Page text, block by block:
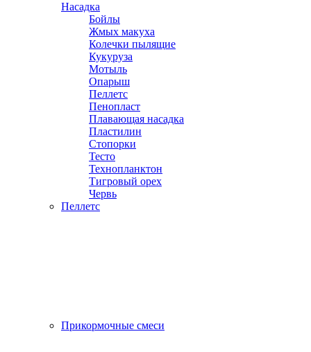
Насадка
Бойлы
Жмых макуха
Колечки пылящие
Кукуруза
Мотыль
Опарыш
Пеллетс
Пенопласт
Плавающая насадка
Пластилин
Стопорки
Тесто
Технопланктон
Тигровый орех
Червь
Пеллетс
Прикормочные смеси